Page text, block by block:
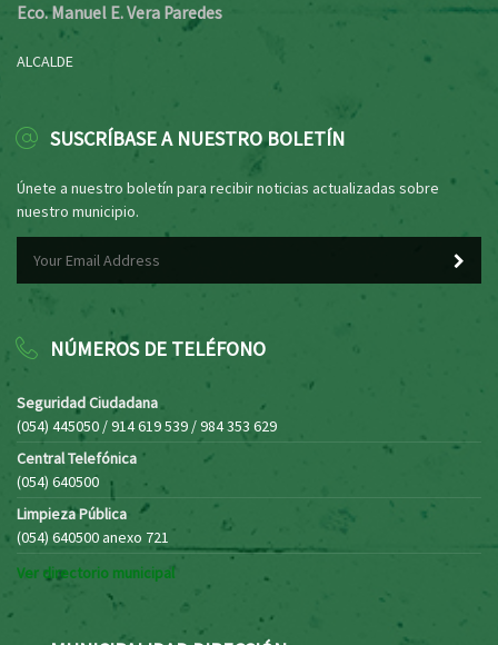
Eco. Manuel E. Vera Paredes
ALCALDE
SUSCRÍBASE A NUESTRO BOLETÍN
Únete a nuestro boletín para recibir noticias actualizadas sobre
nuestro municipio.
NÚMEROS DE TELÉFONO
Seguridad Ciudadana
(054) 445050 / 914 619 539 / 984 353 629
Central Telefónica
(054) 640500
Limpieza Pública
(054) 640500 anexo 721
Ver directorio municipal